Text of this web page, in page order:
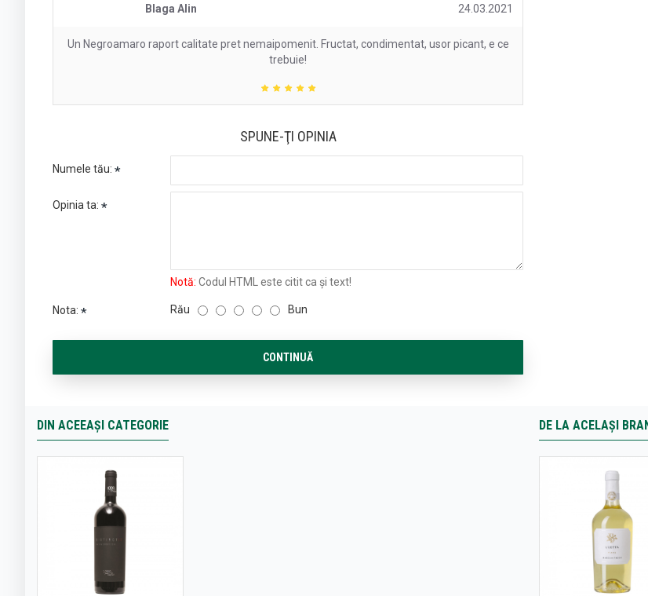
Blaga Alin 24.03.2021
Un Negroamaro raport calitate pret nemaipomenit. Fructat, condimentat, usor picant, e ce
trebuie!
SPUNE-ŢI OPINIA
Numele tău:
Opinia ta:
Notă: Codul HTML este citit ca şi text!
Nota: Rău Bun
CONTINUĂ
DIN ACEEAȘI CATEGORIE DE LA ACELAȘI